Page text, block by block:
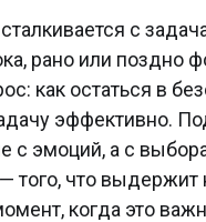
с
рано или поздно
как остаться в
эффективно.
с эмоций, а с
того, что выдержит
когда это